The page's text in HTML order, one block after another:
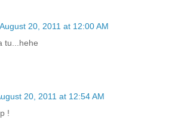
August 20, 2011 at 12:00 AM
tu...hehe
20, 2011 at 12:54 AM
!